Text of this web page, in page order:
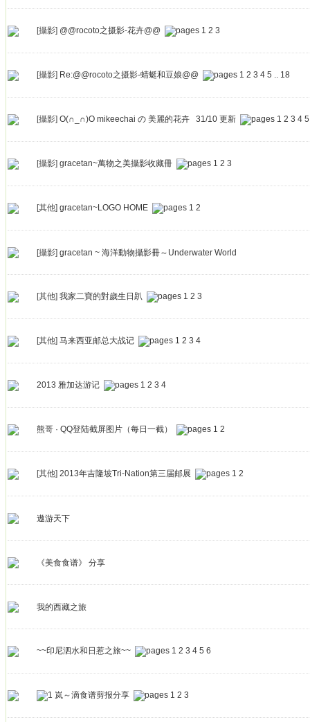
[攝影] @@rocoto之摄影-花卉@@ 1 2 3
[攝影] Re:@@rocoto之摄影-蜻蜓和豆娘@@ 1 2 3 4 5 .. 18
[攝影] O(∩_∩)O mikeechai の 美麗的花卉 31/10 更新 1 2 3 4 5
[攝影] gracetan~萬物之美攝影收藏冊 1 2 3
[其他] gracetan~LOGO HOME 1 2
[攝影] gracetan ~ 海洋動物攝影冊～Underwater World
[其他] 我家二寶的對歲生日趴 1 2 3
[其他] 马来西亚邮总大战记 1 2 3 4
2013 雅加达游记 1 2 3 4
熊哥 · QQ登陆截屏图片（每日一截） 1 2
[其他] 2013年吉隆坡Tri-Nation第三届邮展 1 2
遨游天下
《美食食谱》 分享
我的西藏之旅
~~印尼泗水和日惹之旅~~ 1 2 3 4 5 6
岚～滴食谱剪报分享 1 2 3